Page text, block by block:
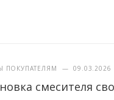
ПОКУПАТЕЛЯМ — 09.03.2026
смесителя